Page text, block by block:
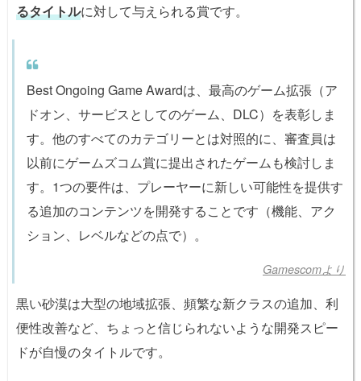
るタイトルに対して与えられる賞です。
Best Ongoing Game Awardは、最高のゲーム拡張（ア
ドオン、サービスとしてのゲーム、DLC）を表彰しま
す。他のすべてのカテゴリーとは対照的に、審査員は
以前にゲームズコム賞に提出されたゲームも検討しま
す。1つの要件は、プレーヤーに新しい可能性を提供す
る追加のコンテンツを開発することです（機能、アク
ション、レベルなどの点で）。
Gamescomより
黒い砂漠は大型の地域拡張、頻繁な新クラスの追加、利
便性改善など、ちょっと信じられないような開発スピー
ドが自慢のタイトルです。